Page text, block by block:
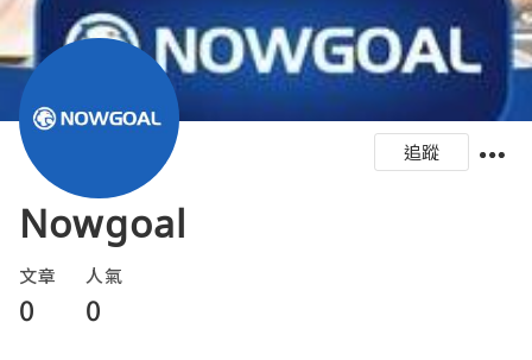
追蹤
Nowgoal
文章
0
人氣
0